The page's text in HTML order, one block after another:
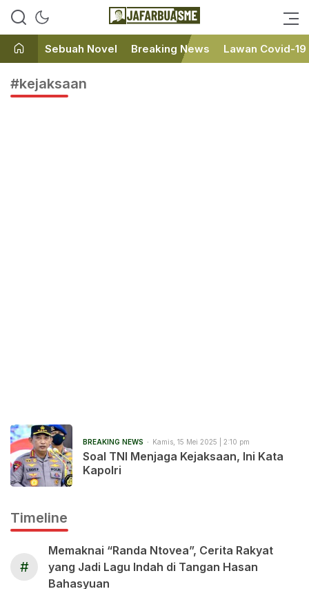
JafarBua
Ini bukan Media Online, Ini
Sebuah Novel Breaking News Lawan Covid-19
#kejaksaan
BREAKING NEWS Kamis, 15 Mei 2025 | 2:10 pm
Soal TNI Menjaga Kejaksaan, Ini Kata
Kapolri
Timeline
#
Memaknai “Randa Ntovea”, Cerita Rakyat
yang Jadi Lagu Indah di Tangan Hasan
Bahasyuan